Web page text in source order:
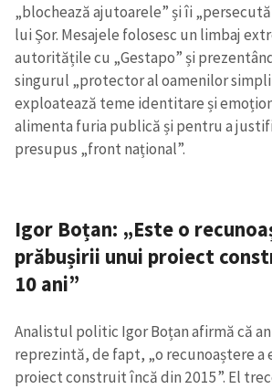
„blochează ajutoarele” și îi
lui Șor. Mesajele folosesc un limbaj
autoritățile cu „Gestapo” și
singurul „protector al oamenilor
exploatează teme identitare și
alimenta furia publică și pentru a
presupus „front național”.
Igor Boțan: „Este o
prăbușirii unui proiect
10 ani”
Analistul politic Igor Boțan afirmă că
reprezintă, de fapt, „o recunoaștere a
proiect construit încă din 2015”. El